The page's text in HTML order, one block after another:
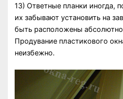
13) Ответные планки иногда,
их забывают установить на
быть расположены
Продувание пластикового
неизбежно.